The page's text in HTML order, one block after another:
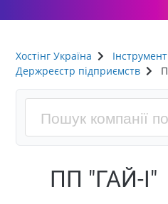
Хостінг Україна
Держреєстр підприємств
ПП "ГАЙ-І"